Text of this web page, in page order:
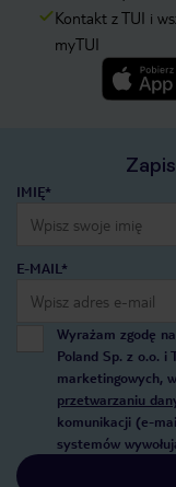
Kontakt z TUI i
myTUI
IMIĘ*
E-MAIL*
Wyrażam zgodę
Poland Sp. z o.o. i
marketingowych,
przetwarzaniu
komunikacji (e-
systemów